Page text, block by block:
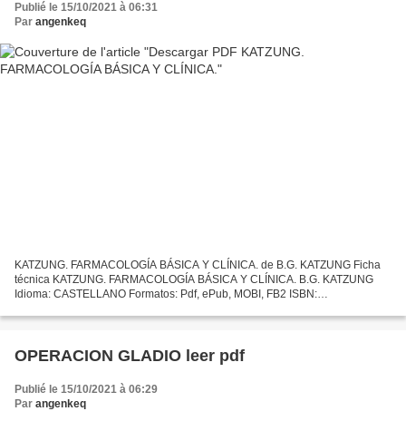
Publié le 15/10/2021 à 06:31
Par angenkeq
KATZUNG. FARMACOLOGÍA BÁSICA Y CLÍNICA. de B.G. KATZUNG Ficha
técnica KATZUNG. FARMACOLOGÍA BÁSICA Y CLÍNICA. B.G. KATZUNG
Idioma: CASTELLANO Formatos: Pdf, ePub, MOBI, FB2 ISBN:
eBook...
OPERACION GLADIO leer pdf
Publié le 15/10/2021 à 06:29
Par angenkeq